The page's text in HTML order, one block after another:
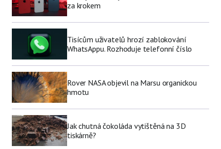
za krokem
Tisícům uživatelů hrozí zablokování
WhatsAppu. Rozhoduje telefonní číslo
Rover NASA objevil na Marsu organickou
hmotu
Jak chutná čokoláda vytištěná na 3D
tiskárně?